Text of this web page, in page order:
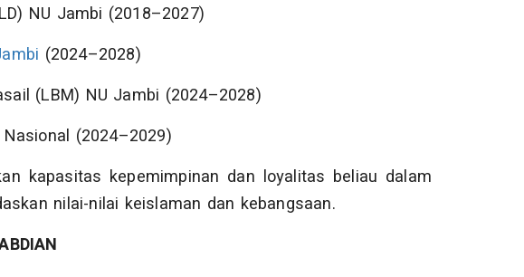
NU Jambi (2018–2027)
(2024–2028)
(LBM) NU Jambi (2024–2028)
(2024–2029)
kapasitas kepemimpinan dan loyalitas beliau dalam
nilai-nilai keislaman dan kebangsaan.